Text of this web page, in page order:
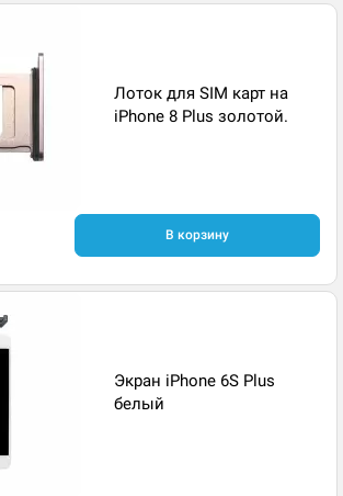
Лоток для SIM карт на
iPhone 8 Plus золотой.
В корзину
Экран iPhone 6S Plus
белый